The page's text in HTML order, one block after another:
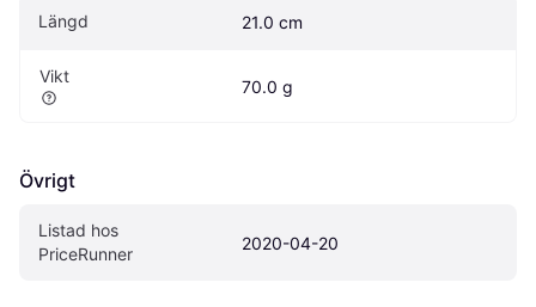
Längd 21.0 cm
Vikt
70.0 g
Övrigt
Listad hos
PriceRunner
2020-04-20